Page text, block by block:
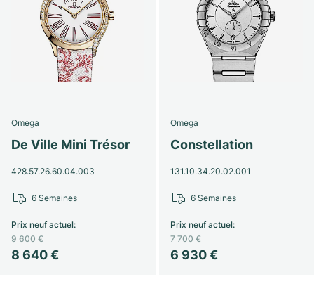
Omega
De Ville Mini Trésor
428.57.26.60.04.003
8 640 €
Prix neuf actuel:
9 600 €
6 Semaines
Omega
Constellation
131.10.34.20.02.001
6 930 €
Prix neuf actuel:
7 700 €
6 Semaines